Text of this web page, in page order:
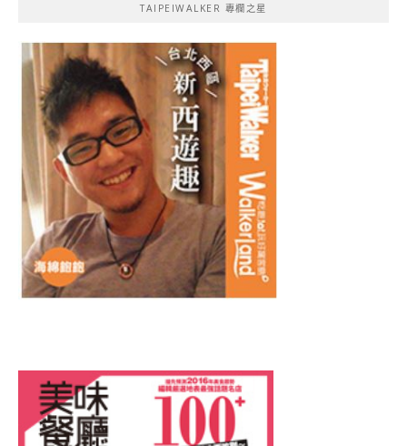
TAIPEIWALKER 專欄之星